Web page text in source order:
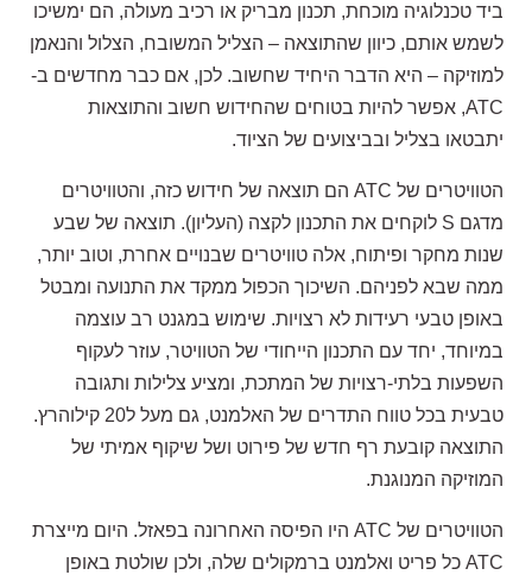
ביד טכנלוגיה מוכחת, תכנון מבריק או רכיב מעולה, הם ימשיכו
לשמש אותם, כיוון שהתוצאה – הצליל המשובח, הצלול והנאמן
למוזיקה – היא הדבר היחיד שחשוב. לכן, אם כבר מחדשים ב-
ATC, אפשר להיות בטוחים שהחידוש חשוב והתוצאות
יתבטאו בצליל ובביצועים של הציוד.
הטוויטרים של ATC הם תוצאה של חידוש כזה, והטוויטרים
מדגם S לוקחים את התכנון לקצה (העליון). תוצאה של שבע
שנות מחקר ופיתוח, אלה טוויטרים שבנויים אחרת, וטוב יותר,
ממה שבא לפניהם. השיכוך הכפול ממקד את התנועה ומבטל
באופן טבעי רעידות לא רצויות. שימוש במגנט רב עוצמה
במיוחד, יחד עם התכנון הייחודי של הטוויטר, עוזר לעקוף
השפעות בלתי-רצויות של המתכת, ומציע צלילות ותגובה
טבעית בכל טווח התדרים של האלמנט, גם מעל ל20 קילוהרץ.
התוצאה קובעת רף חדש של פירוט ושל שיקוף אמיתי של
המוזיקה המנוגנת.
הטוויטרים של ATC היו הפיסה האחרונה בפאזל. היום מייצרת
ATC כל פריט ואלמנט ברמקולים שלה, ולכן שולטת באופן